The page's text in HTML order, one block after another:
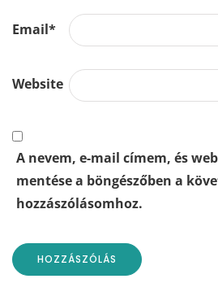
Email*
Website
A nevem, e-mail címem, és
mentése a böngészőben a
hozzászólásomhoz.